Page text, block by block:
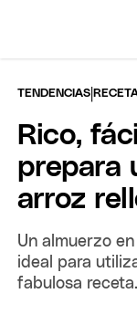
TENDENCIAS |
Rico,
prepara
arroz
Un almuerzo
ideal para
fabulosa receta.